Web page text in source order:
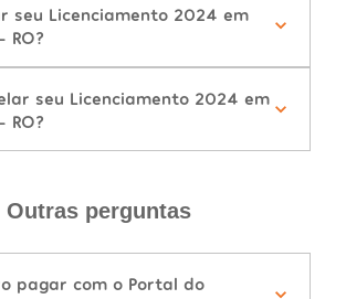
seu Licenciamento 2024 em
RO?
seu Licenciamento 2024 em
RO?
Outras perguntas
pagar com o Portal do